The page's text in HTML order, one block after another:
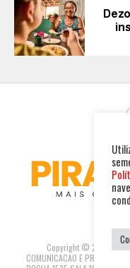
Copyright © 2025.
COMUNICACAO E